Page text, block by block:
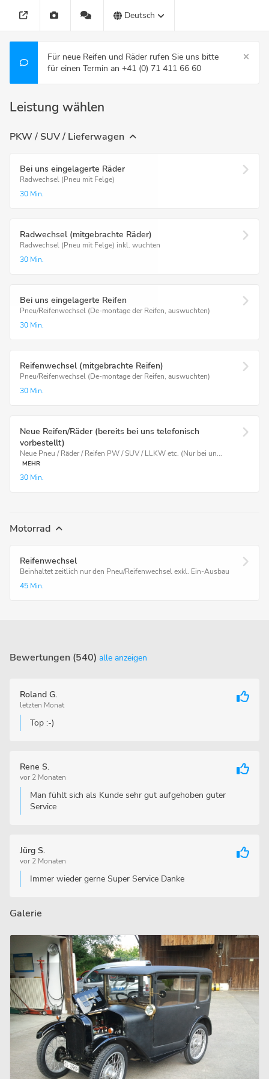
Deutsch
Für neue Reifen und Räder rufen Sie uns bitte
für einen Termin an +41 (0) 71 411 66 60
Leistung wählen
PKW / SUV / Lieferwagen
Bei uns eingelagerte Räder
Radwechsel (Pneu mit Felge)
30 Min.
Radwechsel (mitgebrachte Räder)
Radwechsel (Pneu mit Felge) inkl. wuchten
30 Min.
Bei uns eingelagerte Reifen
Pneu/Reifenwechsel (De-montage der Reifen, auswuchten)
30 Min.
Reifenwechsel (mitgebrachte Reifen)
Pneu/Reifenwechsel (De-montage der Reifen, auswuchten)
30 Min.
Neue Reifen/Räder (bereits bei uns telefonisch
vorbestellt)
Neue Pneu / Räder / Reifen PW / SUV / LLKW etc. (Nur bei un...
MEHR
30 Min.
Motorrad
Reifenwechsel
Beinhaltet zeitlich nur den Pneu/Reifenwechsel exkl. Ein-Ausbau
45 Min.
Bewertungen (540) alle anzeigen
Roland G.
letzten Monat
Top :-)
Rene S.
vor 2 Monaten
Man fühlt sich als Kunde sehr gut aufgehoben guter
Service
Jürg S.
vor 2 Monaten
Immer wieder gerne Super Service Danke
Galerie